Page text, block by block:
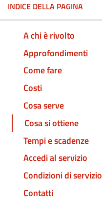
INDICE DELLA PAGINA
A chi è rivolto
Approfondimenti
Come fare
Costi
Cosa serve
Cosa si ottiene
Tempi e scadenze
Accedi al servizio
Condizioni di servizio
Contatti